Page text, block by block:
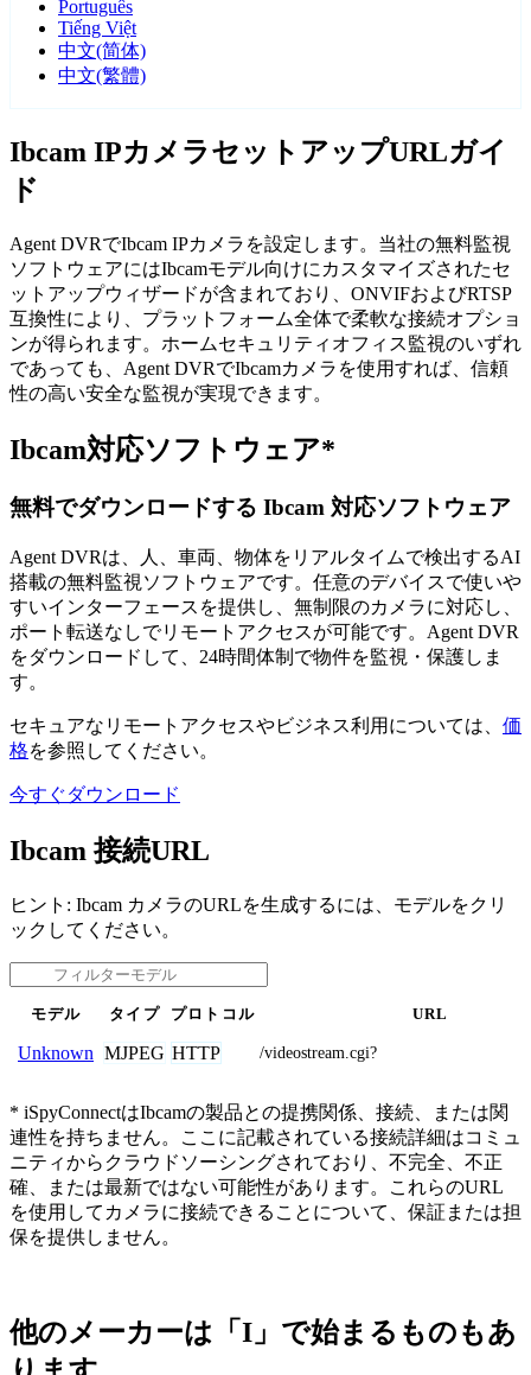
Português
Tiếng Việt
中文(简体)
中文(繁體)
Ibcam IPカメラセットアップURLガイ
ド
Agent DVRでIbcam IPカメラを設定します。当社の無料監視
ソフトウェアにはIbcamモデル向けにカスタマイズされたセ
ットアップウィザードが含まれており、ONVIFおよびRTSP
互換性により、プラットフォーム全体で柔軟な接続オプショ
ンが得られます。ホームセキュリティオフィス監視のいずれ
であっても、Agent DVRでIbcamカメラを使用すれば、信頼
性の高い安全な監視が実現できます。
Ibcam対応ソフトウェア*
無料でダウンロードする Ibcam 対応ソフトウェア
Agent DVRは、人、車両、物体をリアルタイムで検出するAI
搭載の無料監視ソフトウェアです。任意のデバイスで使いや
すいインターフェースを提供し、無制限のカメラに対応し、
ポート転送なしでリモートアクセスが可能です。Agent DVR
をダウンロードして、24時間体制で物件を監視・保護しま
す。
セキュアなリモートアクセスやビジネス利用については、 価
格を参照してください。
今すぐダウンロード
Ibcam 接続URL
ヒント: Ibcam カメラのURLを生成するには、モデルをクリ
ックしてください。
モデル タイプ プロトコル URL
Unknown MJPEG HTTP /videostream.cgi?
* iSpyConnectはIbcamの製品との提携関係、接続、または関
連性を持ちません。ここに記載されている接続詳細はコミュ
ニティからクラウドソーシングされており、不完全、不正
確、または最新ではない可能性があります。これらのURL
を使用してカメラに接続できることについて、保証または担
保を提供しません。
他のメーカーは「I」で始まるものもあ